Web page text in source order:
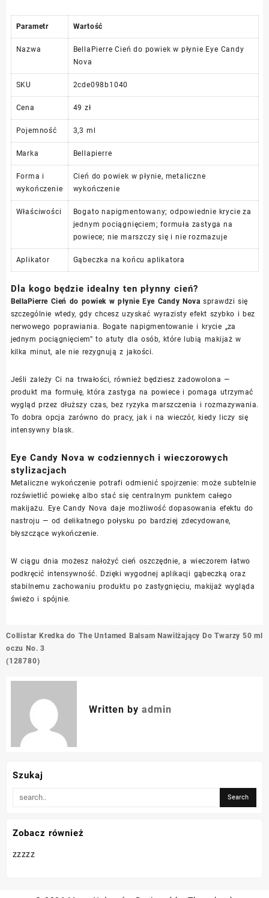
Parametr Wartość
Nazwa
BellaPierre Cień do powiek w płynie Eye Candy
Nova
SKU 2cde098b1040
Cena 49 zł
Pojemność 3,3 ml
Marka Bellapierre
Forma i
wykończenie
Cień do powiek w płynie, metaliczne
wykończenie
Właściwości
Bogato napigmentowany; odpowiednie krycie za
jednym pociągnięciem; formuła zastyga na
powiece; nie marszczy się i nie rozmazuje
Aplikator Gąbeczka na końcu aplikatora
Dla kogo będzie idealny ten płynny cień?
BellaPierre Cień do powiek w płynie Eye Candy Nova sprawdzi się
szczególnie wtedy, gdy chcesz uzyskać wyrazisty efekt szybko i bez
nerwowego poprawiania. Bogate napigmentowanie i krycie „za
jednym pociągnięciem” to atuty dla osób, które lubią makijaż w
kilka minut, ale nie rezygnują z jakości.
Jeśli zależy Ci na trwałości, również będziesz zadowolona —
produkt ma formułę, która zastyga na powiece i pomaga utrzymać
wygląd przez dłuższy czas, bez ryzyka marszczenia i rozmazywania.
To dobra opcja zarówno do pracy, jak i na wieczór, kiedy liczy się
intensywny blask.
Eye Candy Nova w codziennych i wieczorowych
stylizacjach
Metaliczne wykończenie potrafi odmienić spojrzenie: może subtelnie
rozświetlić powiekę albo stać się centralnym punktem całego
makijażu. Eye Candy Nova daje możliwość dopasowania efektu do
nastroju — od delikatnego połysku po bardziej zdecydowane,
błyszczące wykończenie.
W ciągu dnia możesz nałożyć cień oszczędnie, a wieczorem łatwo
podkręcić intensywność. Dzięki wygodnej aplikacji gąbeczką oraz
stabilnemu zachowaniu produktu po zastygnięciu, makijaż wygląda
świeżo i spójnie.
Nawigacja
wpisu
Collistar Kredka do
oczu No. 3
(128780)
The Untamed Balsam Nawilżający Do Twarzy 50 ml
Written by admin
Szukaj
Zobacz również
zzzzz